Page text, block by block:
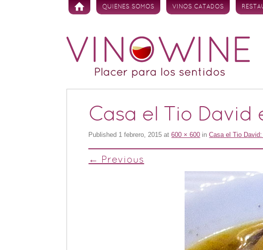
Skip to content
QUIENES SOMOS VINOS CATADOS
Casa el Tio David
Published 1 febrero, 2015 at600 × 600 inCasa el Tio
← Previous